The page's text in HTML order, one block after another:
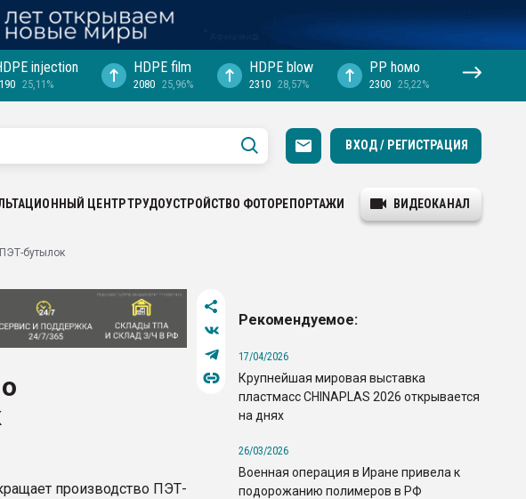
injection
25,11%
HDPE film
2080 25,96%
HDPE blow
2310 28,57%
PP hомо
2300 25,22%
ВХОД / РЕГИСТРАЦИЯ
ЦЕНТРТРУДОУСТРОЙСТВО ФОТОРЕПОРТАЖИ ВИДЕОКАНАЛ
бутылок
производство ПЭТ-
Рекомендуемое:
17/04/2026
Крупнейшая мировая выставка
пластмасс CHINAPLAS 2026 открывается
на днях
26/03/2026
Военная операция в Иране привела к
подорожанию полимеров в РФ